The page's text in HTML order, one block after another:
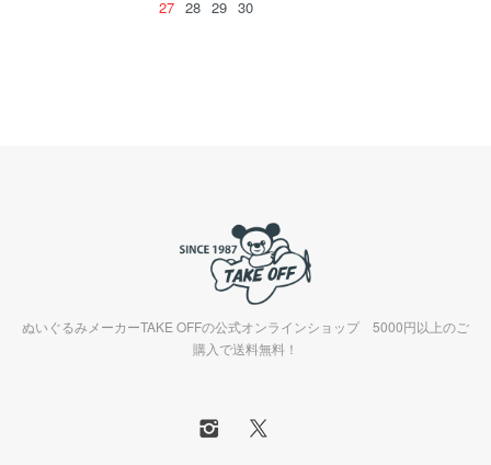
27 28 29 30
ぬいぐるみメーカーTAKE OFFの公式オンラインショップ 5000円以上のご
購入で送料無料！